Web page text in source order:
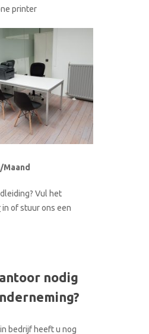
printer
Maand
Vul het
in of stuur ons een
nodig
bedrijf heeft u nog